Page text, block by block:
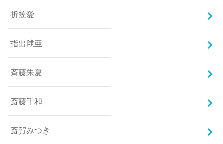
折笠愛
指出毬亜
斉藤朱夏
斎藤千和
斎賀みつき